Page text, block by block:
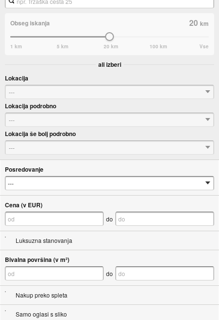
Obseg iskanja 20km
1 km 5 km 20 km 100 km Vse
ali izberi
Lokacija
---
Lokacija podrobno
---
Lokacija še bolj podrobno
---
Posredovanje
Cena (v EUR)
do
Luksuzna stanovanja
Bivalna površina (v m²)
do
Nakup preko spleta
Samo oglasi s sliko